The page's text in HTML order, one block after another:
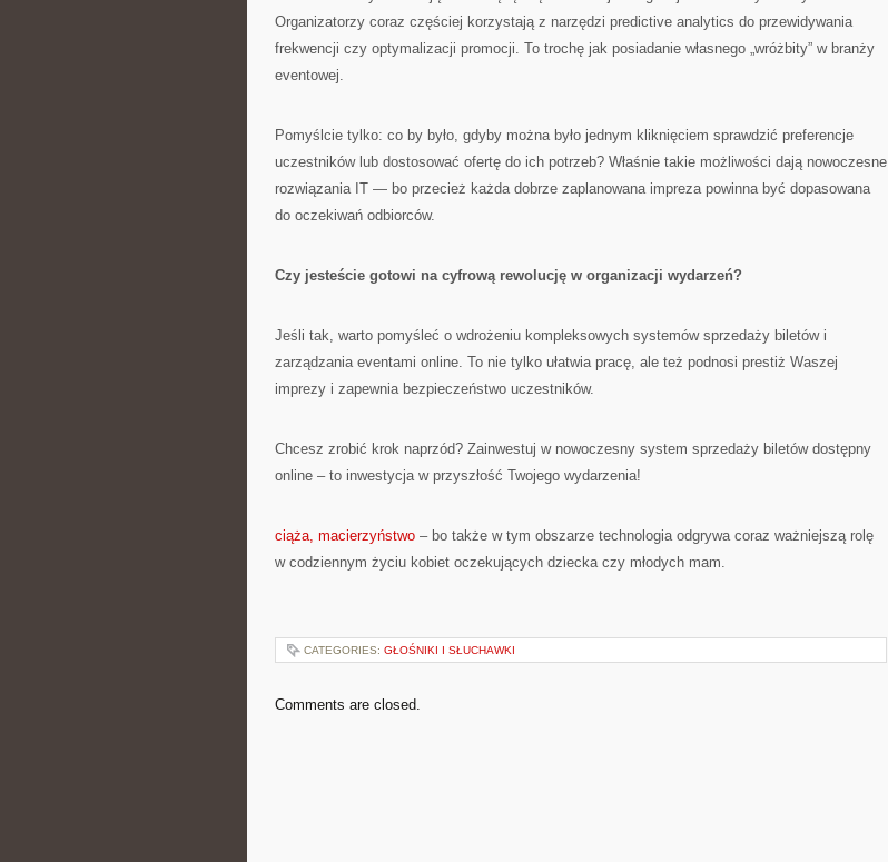
Organizatorzy coraz częściej korzystają z narzędzi predictive analytics do przewidywania
frekwencji czy optymalizacji promocji. To trochę jak posiadanie własnego „wróżbity” w branży
eventowej.
Pomyślcie tylko: co by było, gdyby można było jednym kliknięciem sprawdzić preferencje
uczestników lub dostosować ofertę do ich potrzeb? Właśnie takie możliwości dają nowoczesne
rozwiązania IT — bo przecież każda dobrze zaplanowana impreza powinna być dopasowana
do oczekiwań odbiorców.
Czy jesteście gotowi na cyfrową rewolucję w organizacji wydarzeń?
Jeśli tak, warto pomyśleć o wdrożeniu kompleksowych systemów sprzedaży biletów i
zarządzania eventami online. To nie tylko ułatwia pracę, ale też podnosi prestiż Waszej
imprezy i zapewnia bezpieczeństwo uczestników.
Chcesz zrobić krok naprzód? Zainwestuj w nowoczesny system sprzedaży biletów dostępny
online – to inwestycja w przyszłość Twojego wydarzenia!
ciąża, macierzyństwo – bo także w tym obszarze technologia odgrywa coraz ważniejszą rolę
w codziennym życiu kobiet oczekujących dziecka czy młodych mam.
CATEGORIES: GŁOŚNIKI I SŁUCHAWKI
Comments are closed.